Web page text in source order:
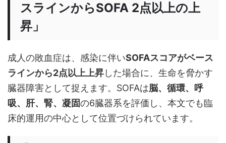
スラインからSOFA 2点以上の上
昇」
成人の敗血症は、感染に伴いSOFAスコアがベース
ラインから2点以上上昇した場合に、生命を脅かす
臓器障害として捉えます。SOFAは脳、循環、呼
吸、肝、腎、凝固の6臓器系を評価し、本文でも臨
床的運用の中心として位置づけられています。